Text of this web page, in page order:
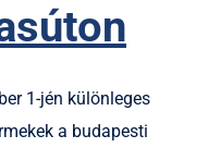
1-jén különleges
a budapesti